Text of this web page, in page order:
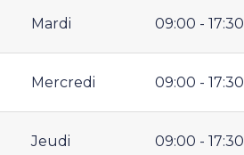
Mardi 09:00 - 17:30
Mercredi 09:00 - 17:30
Jeudi 09:00 - 17:30